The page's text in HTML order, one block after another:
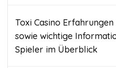
Toxi Casino
sowie wichtige
Spieler im Überblick